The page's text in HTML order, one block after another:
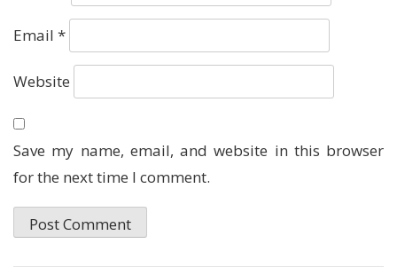
Email *
Website
Save my name, email, and website in this browser
for the next time I comment.